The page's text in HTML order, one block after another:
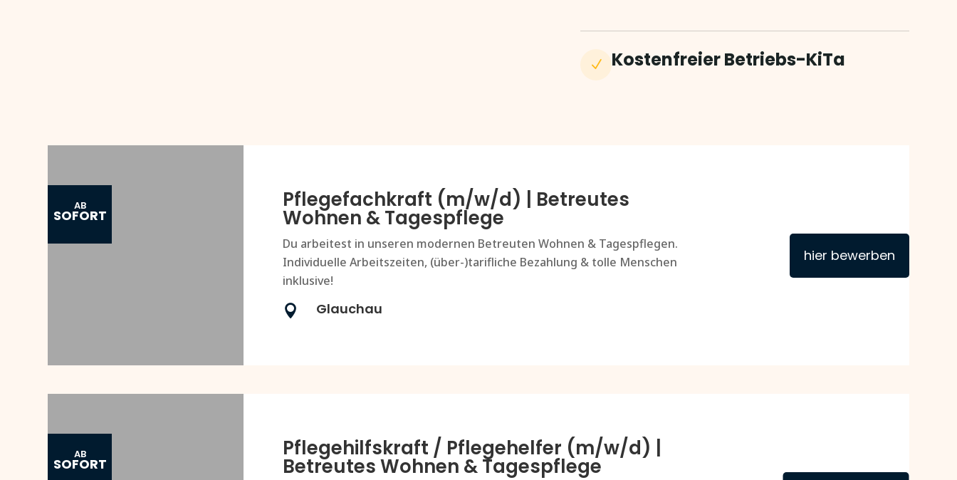
N Kostenfreier Betriebs-KiTa
AB
SOFORT
Pflegefachkraft (m/w/d) | Betreutes
Wohnen & Tagespflege
Du arbeitest in unseren modernen Betreuten Wohnen & Tagespflegen.
Individuelle Arbeitszeiten, (über-)tarifliche Bezahlung & tolle Menschen
inklusive!

Glauchau
hier bewerben
AB
SOFORT
Pflegehilfskraft / Pflegehelfer (m/w/d) |
Betreutes Wohnen & Tagespflege